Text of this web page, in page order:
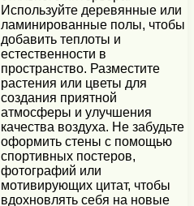
Используйте деревянные или
ламинированные полы, чтобы
добавить теплоты и
естественности в
пространство. Разместите
растения или цветы для
создания приятной
атмосферы и улучшения
качества воздуха. Не забудьте
оформить стены с помощью
спортивных постеров,
фотографий или
мотивирующих цитат, чтобы
вдохновлять себя на новые